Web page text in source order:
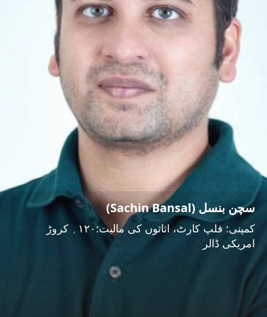
سچن بنسل (Sachin Bansal)
کمپنی: فلپ کارٹ، اثاثوں کی مالیت:۱۲۰؍ کروڑ
امریکی ڈالر